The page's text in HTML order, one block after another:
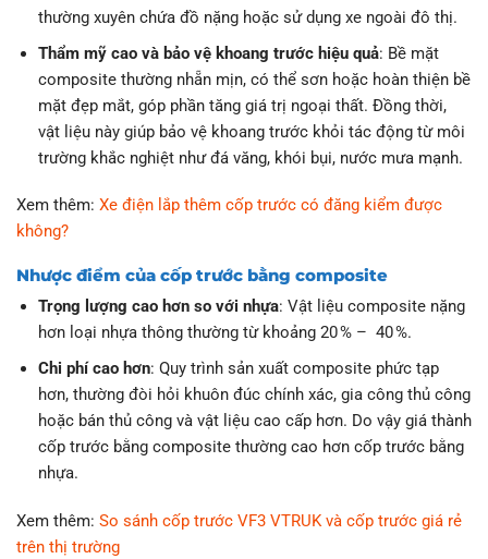
thường xuyên chứa đồ nặng hoặc sử dụng xe ngoài đô thị.
Thẩm mỹ cao và bảo vệ khoang trước hiệu quả: Bề mặt
composite thường nhẵn mịn, có thể sơn hoặc hoàn thiện bề
mặt đẹp mắt, góp phần tăng giá trị ngoại thất. Đồng thời,
vật liệu này giúp bảo vệ khoang trước khỏi tác động từ môi
trường khắc nghiệt như đá văng, khói bụi, nước mưa mạnh.
Xem thêm: Xe điện lắp thêm cốp trước có đăng kiểm được
không?
Nhược điểm của cốp trước bằng composite
Trọng lượng cao hơn so với nhựa: Vật liệu composite nặng
hơn loại nhựa thông thường từ khoảng 20 % – 40 %.
Chi phí cao hơn: Quy trình sản xuất composite phức tạp
hơn, thường đòi hỏi khuôn đúc chính xác, gia công thủ công
hoặc bán thủ công và vật liệu cao cấp hơn. Do vậy giá thành
cốp trước bằng composite thường cao hơn cốp trước bằng
nhựa.
Xem thêm: So sánh cốp trước VF3 VTRUK và cốp trước giá rẻ
trên thị trường